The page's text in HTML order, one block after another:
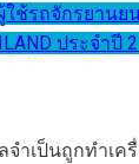
รถจักรยานย
ประจ
จำเป็นถูกทำเค